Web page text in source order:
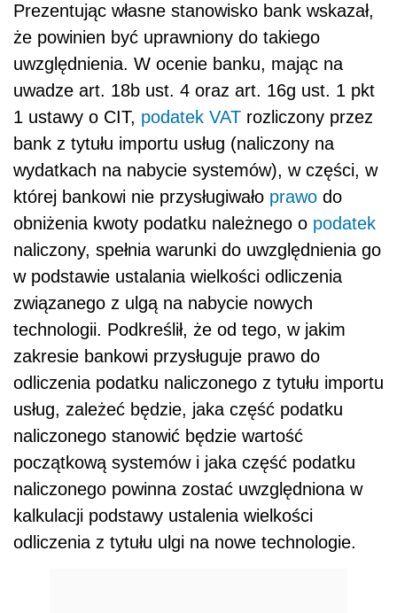
Prezentując własne stanowisko bank wskazał,
że powinien być uprawniony do takiego
uwzględnienia. W ocenie banku, mając na
uwadze art. 18b ust. 4 oraz art. 16g ust. 1 pkt
1 ustawy o CIT, podatek VAT rozliczony przez
bank z tytułu importu usług (naliczony na
wydatkach na nabycie systemów), w części, w
której bankowi nie przysługiwało prawo do
obniżenia kwoty podatku należnego o podatek
naliczony, spełnia warunki do uwzględnienia go
w podstawie ustalania wielkości odliczenia
związanego z ulgą na nabycie nowych
technologii. Podkreślił, że od tego, w jakim
zakresie bankowi przysługuje prawo do
odliczenia podatku naliczonego z tytułu importu
usług, zależeć będzie, jaka część podatku
naliczonego stanowić będzie wartość
początkową systemów i jaka część podatku
naliczonego powinna zostać uwzględniona w
kalkulacji podstawy ustalenia wielkości
odliczenia z tytułu ulgi na nowe technologie.